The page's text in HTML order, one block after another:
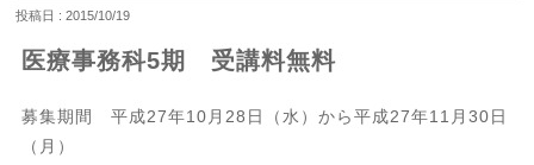
投稿日 : 2015/10/19
医療事務科5期 受講料無料
募集期間 平成27年10月28日（水）から平成27年11月30日
（月）